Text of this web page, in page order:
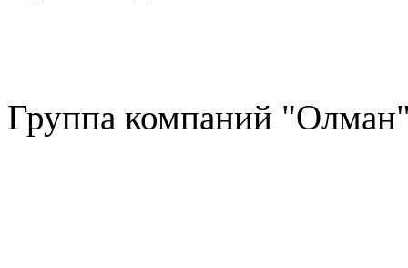
Группа компаний